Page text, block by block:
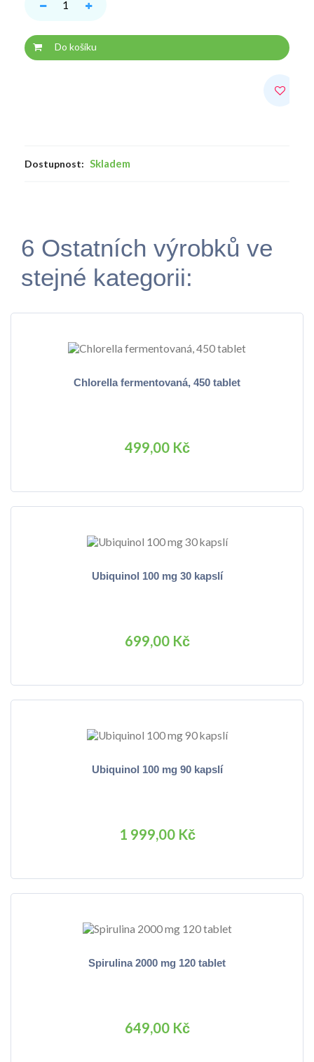
Do košíku
Dostupnost: Skladem
6 Ostatních výrobků ve
stejné kategorii:
Chlorella fermentovaná, 450 tablet
499,00 Kč
Ubiquinol 100 mg 30 kapslí
699,00 Kč
Ubiquinol 100 mg 90 kapslí
1 999,00 Kč
Spirulina 2000 mg 120 tablet
649,00 Kč